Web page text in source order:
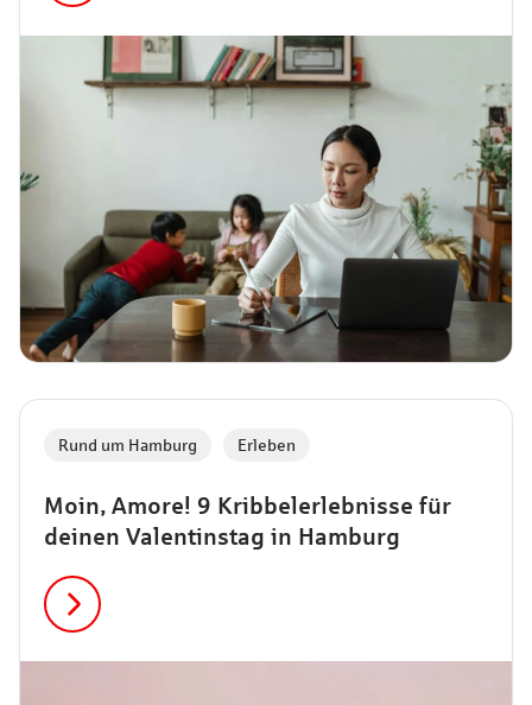
Moin, Amore! 9 Kribbelerlebnisse für
deinen Valentinstag in Hamburg
Rund um Hamburg Erleben